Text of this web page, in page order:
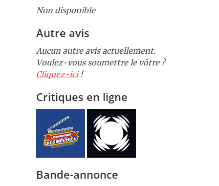
Non disponible
Autre avis
Aucun autre avis actuellement.
Voulez-vous soumettre le vôtre ?
Cliquez-ici!
Critiques en ligne
Bande-annonce